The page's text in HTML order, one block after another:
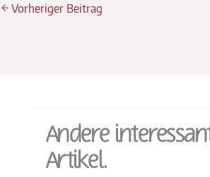
←Vorheriger Beitrag
Andere
Artikel.